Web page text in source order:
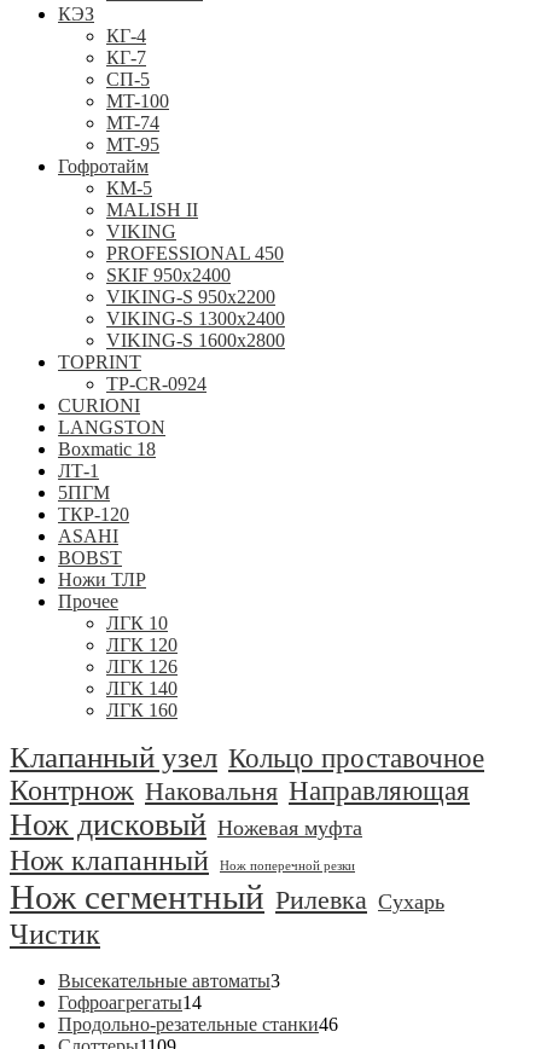
КЭЗ
КГ-4
КГ-7
СП-5
MT-100
MT-74
MT-95
Гофротайм
КМ-5
MALISH II
VIKING
PROFESSIONAL 450
SKIF 950x2400
VIKING-S 950х2200
VIKING-S 1300x2400
VIKING-S 1600x2800
TOPRINT
TP-CR-0924
CURIONI
LANGSTON
Boxmatic 18
ЛТ-1
5ПГМ
ТКР-120
ASAHI
BOBST
Ножи ТЛР
Прочее
ЛГК 10
ЛГК 120
ЛГК 126
ЛГК 140
ЛГК 160
Клапанный узел Кольцо проставочное
Контрнож Наковальня Направляющая
Нож дисковый Ножевая муфта
Нож клапанный Нож поперечной резки
Нож сегментный Рилевка Сухарь
Чистик
Высекательные автоматы33
Гофроагрегаты1414
товаров
Продольно-резательные станки4646
1109